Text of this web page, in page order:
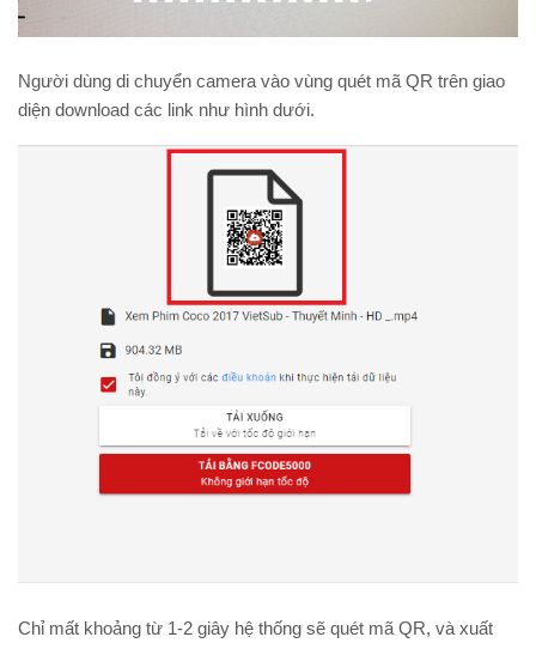
Người dùng di chuyển camera vào vùng quét mã QR trên giao
diện download các link như hình dưới.
Chỉ mất khoảng từ 1-2 giây hệ thống sẽ quét mã QR, và xuất